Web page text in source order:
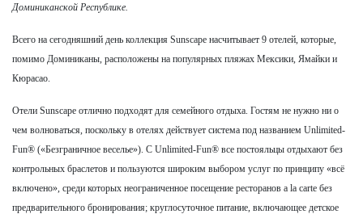
Доминиканской Республике.
Всего на сегодняшний день коллекция Sunscape насчитывает 9 отелей, которые,
помимо Доминиканы, расположены на популярных пляжах Мексики, Ямайки и
Кюрасао.
Отели Sunscape отлично подходят для семейного отдыха. Гостям не нужно ни о
чем волноваться, поскольку в отелях действует система под названием Unlimited-
Fun® («Безграничное веселье»). С Unlimited-Fun® все постояльцы отдыхают без
контрольных браслетов и пользуются широким выбором услуг по принципу «всё
включено», среди которых неограниченное посещение ресторанов a la carte без
предварительного бронирования; круглосуточное питание, включающее детское